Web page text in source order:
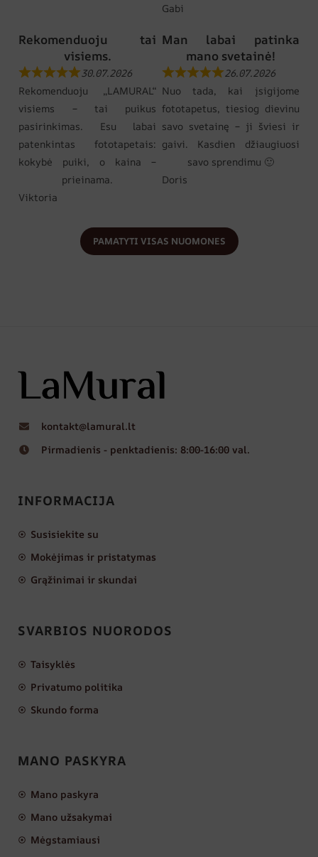
Gabi
Rekomenduoju tai
visiems.
30.07.2026
Rekomenduoju „LAMURAL“
visiems – tai puikus
pasirinkimas. Esu labai
patenkintas fototapetais:
kokybė puiki, o kaina –
prieinama.
Viktoria
Man labai patinka
mano svetainė!
26.07.2026
Nuo tada, kai įsigijome
fototapetus, tiesiog dievinu
savo svetainę – ji šviesi ir
gaivi. Kasdien džiaugiuosi
savo sprendimu 🙂
Doris
PAMATYTI VISAS NUOMONES
kontakt@lamural.lt
Pirmadienis - penktadienis: 8:00-16:00 val.
INFORMACIJA
Susisiekite su
Mokėjimas ir pristatymas
Grąžinimai ir skundai
SVARBIOS NUORODOS
Taisyklės
Privatumo politika
Skundo forma
MANO PASKYRA
Mano paskyra
Mano užsakymai
Mėgstamiausi